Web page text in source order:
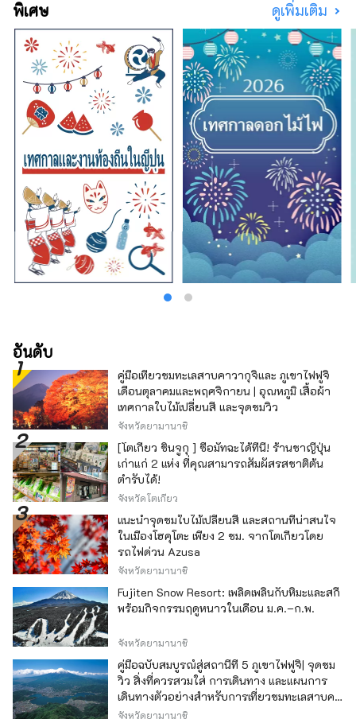
การร่วมสร้างสรรค์ในด้านวัฒนธรรมและศิลปะที่
หลากหลาย วิทยาศาสตร์และเทคโนโลยี และ
เศรษฐกิจกับประเทศต่างๆ ทั่วโลก
***********************************
องค์กรพัฒนาอุตสาหกรรมและเมืองใหม่ยูเมะชิมะ
(จำกัด) / เลขานุการ: สถาบันออกแบบเมืองเพื่อ
สุขภาพ (จำกัด) https://yumeshimakikou.org/
อาคาร Mainichi Shimbun 3-4-5 Umeda, Kita-
ku, Osaka 530-0001 อีเมล:
info@yumeshimakikou.com โทรศัพท์: 06-
6136-8803
*************************************
**
พิเศษ ดูเพิ่มเติม
อันดับ
คู่มือเที่ยวชมทะเลสาบคาวากุจิและ ภูเขาไฟฟูจิ
เดือนตุลาคมและพฤศจิกายน | อุณหภูมิ เสื้อผ้า
เทศกาลใบไม้เปลี่ยนสี และจุดชมวิว
จังหวัดยามานาชิ
[โตเกียว ชินจูกุ ] ซื้อมัทฉะได้ที่นี่! ร้านชาญี่ปุ่น
เก่าแก่ 2 แห่ง ที่คุณสามารถสัมผัสรสชาติต้น
ตำรับได้!
จังหวัดโตเกียว
แนะนำจุดชมใบไม้เปลี่ยนสี และสถานที่น่าสนใจ
ในเมืองโฮคุโตะ เพียง 2 ชม. จากโตเกียวโดย
รถไฟด่วน Azusa
จังหวัดยามานาชิ
Fujiten Snow Resort: เพลิดเพลินกับหิมะและสกี
พร้อมกิจกรรมฤดูหนาวในเดือน ม.ค.–ก.พ.
จังหวัดยามานาชิ
คู่มือฉบับสมบูรณ์สู่สถานีที่ 5 ภูเขาไฟฟูจิ| จุดชม
วิว สิ่งที่ควรสวมใส่ การเดินทาง และแผนการ
เดินทางตัวอย่างสำหรับการเที่ยวชมทะเลสาบคา
วากุจิ
จังหวัดยามานาชิ